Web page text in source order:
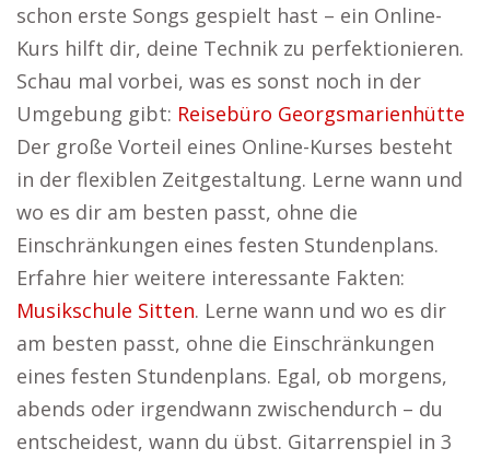
schon erste Songs gespielt hast – ein Online-
Kurs hilft dir, deine Technik zu perfektionieren.
Schau mal vorbei, was es sonst noch in der
Umgebung gibt: Reisebüro Georgsmarienhütte
Der große Vorteil eines Online-Kurses besteht
in der flexiblen Zeitgestaltung. Lerne wann und
wo es dir am besten passt, ohne die
Einschränkungen eines festen Stundenplans.
Erfahre hier weitere interessante Fakten:
Musikschule Sitten. Lerne wann und wo es dir
am besten passt, ohne die Einschränkungen
eines festen Stundenplans. Egal, ob morgens,
abends oder irgendwann zwischendurch – du
entscheidest, wann du übst. Gitarrenspiel in 3